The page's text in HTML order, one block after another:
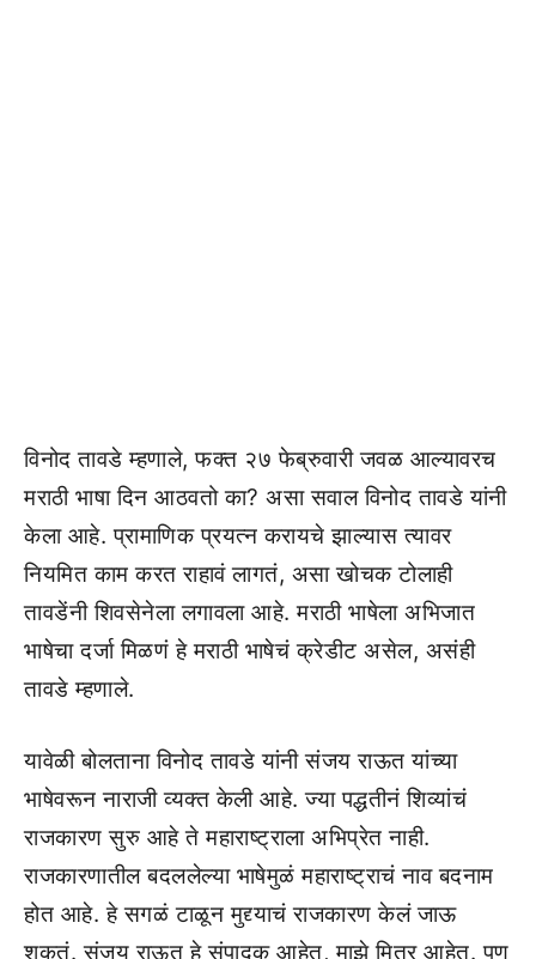
विनोद तावडे म्हणाले, फक्त २७ फेब्रुवारी जवळ आल्यावरच
मराठी भाषा दिन आठवतो का? असा सवाल विनोद तावडे यांनी
केला आहे. प्रामाणिक प्रयत्न करायचे झाल्यास त्यावर
नियमित काम करत राहावं लागतं, असा खोचक टोलाही
तावडेंनी शिवसेनेला लगावला आहे. मराठी भाषेला अभिजात
भाषेचा दर्जा मिळणं हे मराठी भाषेचं क्रेडीट असेल, असंही
तावडे म्हणाले.
यावेळी बोलताना विनोद तावडे यांनी संजय राऊत यांच्या
भाषेवरून नाराजी व्यक्त केली आहे. ज्या पद्धतीनं शिव्यांचं
राजकारण सुरु आहे ते महाराष्ट्राला अभिप्रेत नाही.
राजकारणातील बदललेल्या भाषेमुळं महाराष्ट्राचं नाव बदनाम
होत आहे. हे सगळं टाळून मुद्द्याचं राजकारण केलं जाऊ
शकतं. संजय राऊत हे संपादक आहेत, माझे मित्र आहेत. पण